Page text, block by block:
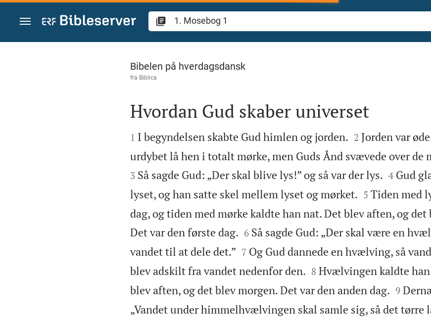
Gå til indhold
1. Mosebog 1
Bibelen på hverdagsdansk
fra Biblica

Hvordan Gud skaber universet

1 I begyndelsen skabte Gud himlen og jorden.
2 Jorden var
urdybet lå hen i totalt mørke, men Guds Ånd svævede over de
3 Så sagde Gud: „Der skal blive lys!” og så var der lys.
4 Gud
lyset, og han satte skel mellem lyset og mørket.
5 Tiden med
dag, og tiden med mørke kaldte han nat. Det blev aften, og det
Det var den første dag.
6 Så sagde Gud: „Der skal være en
vandet til at dele det.”
7 Og Gud dannede en hvælving, så
blev adskilt fra vandet nedenfor den.
8 Hvælvingen kaldte
blev aften, og det blev morgen. Det var den anden dag.
9
„Vandet under himmelhvælvingen skal samle sig, så det tørre